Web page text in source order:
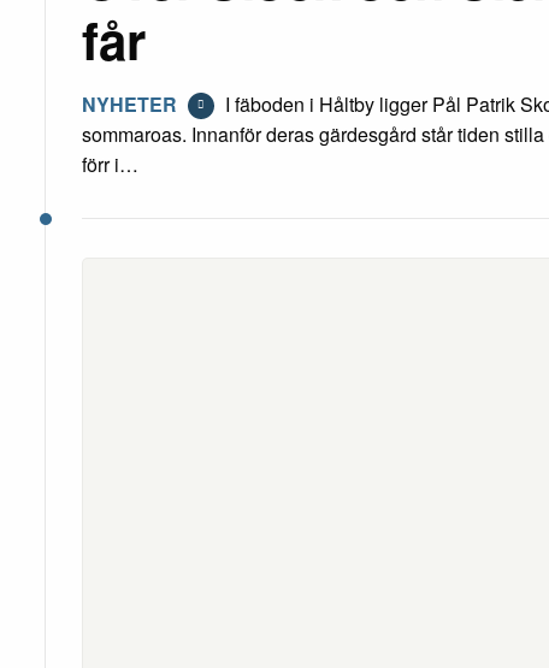
får
NYHETER
I fäboden i Håltby ligger Pål Patrik
sommaroas. Innanför deras gärdesgård står tiden
förr i…